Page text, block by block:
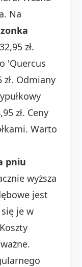
Na
zł.
'Quercus
Odmiany
zł. Ceny
Warto
pniu
wyższa
jest
je w